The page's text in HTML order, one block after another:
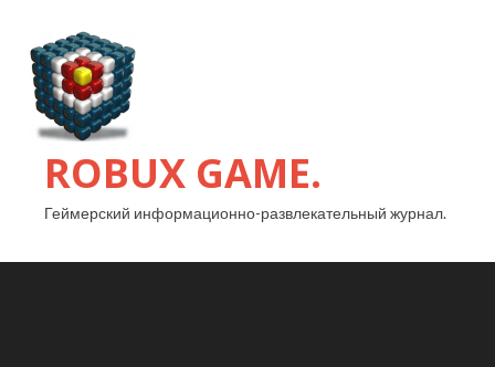
ROBUX GAME.
Геймерский информационно-развлекательный журнал.